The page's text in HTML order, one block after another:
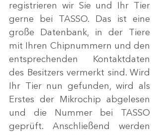
registrieren wir Sie und Ihr Tier
gerne bei TASSO. Das ist eine
große Datenbank, in der Tiere
mit Ihren Chipnummern und den
entsprechenden Kontaktdaten
des Besitzers vermerkt sind. Wird
Ihr Tier nun gefunden, wird als
Erstes der Mikrochip abgelesen
und die Nummer bei TASSO
geprüft. Anschließend werden